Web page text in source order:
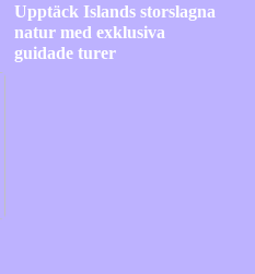
Upptäck Islands storslagna
natur med exklusiva
guidade turer